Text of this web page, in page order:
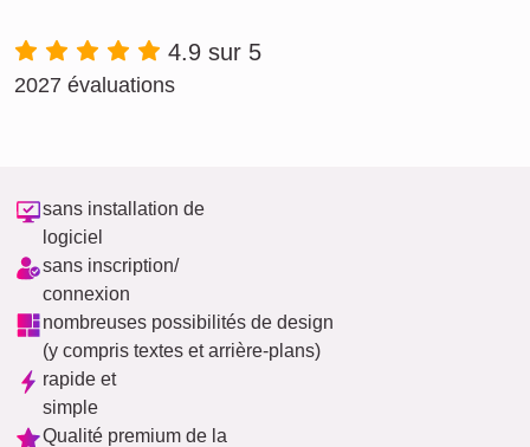
4.9 sur 5
2027 évaluations
sans installation de
logiciel
sans inscription/
connexion
nombreuses possibilités de design
(y compris textes et arrière-plans)
rapide et
simple
Qualité premium de la